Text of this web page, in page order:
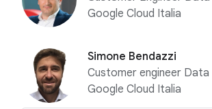
Google Cloud Italia
Simone Bendazzi
Customer engineer Data
Google Cloud Italia